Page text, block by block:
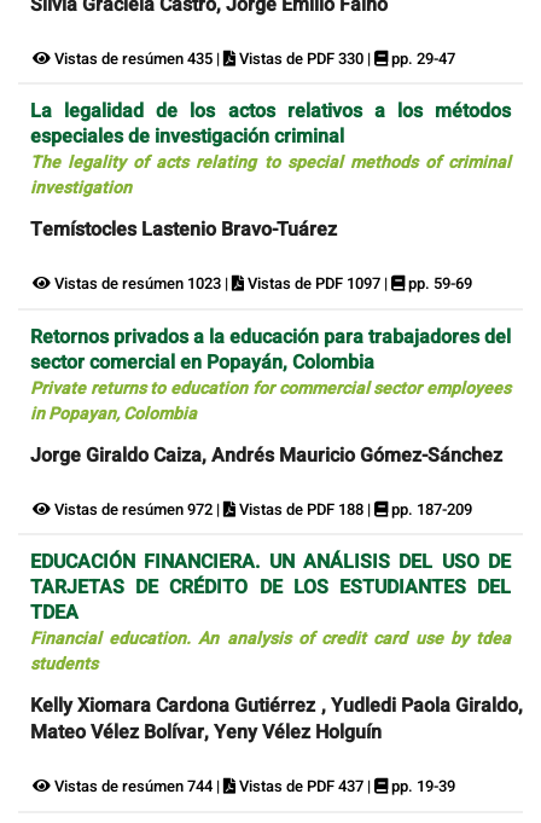
Vistas de resúmen 435 | Vistas de PDF 330 | pp. 29-47
La legalidad de los actos relativos a los métodos
especiales de investigación criminal
The legality of acts relating to special methods of criminal
investigation
Temístocles Lastenio Bravo-Tuárez
Vistas de resúmen 1023 | Vistas de PDF 1097 | pp. 59-69
Retornos privados a la educación para trabajadores del
sector comercial en Popayán, Colombia
Private returns to education for commercial sector employees
in Popayan, Colombia
Jorge Giraldo Caiza, Andrés Mauricio Gómez-Sánchez
Vistas de resúmen 972 | Vistas de PDF 188 | pp. 187-209
EDUCACIÓN FINANCIERA. UN ANÁLISIS DEL USO DE
TARJETAS DE CRÉDITO DE LOS ESTUDIANTES DEL
TDEA
Financial education. An analysis of credit card use by tdea
students
Kelly Xiomara Cardona Gutiérrez , Yudledi Paola Giraldo,
Mateo Vélez Bolívar, Yeny Vélez Holguín
Vistas de resúmen 744 | Vistas de PDF 437 | pp. 19-39